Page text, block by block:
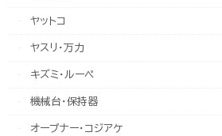
ヤットコ
ヤスリ・万力
キズミ・ルーペ
機械台・保持器
オープナー・コジアケ